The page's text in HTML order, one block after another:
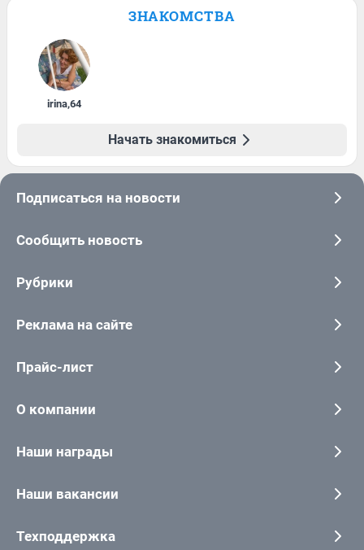
ЗНАКОМСТВА
irina,64
Начать знакомиться
Подписаться на новости
Сообщить новость
Рубрики
Реклама на сайте
Прайс-лист
О компании
Наши награды
Наши вакансии
Техподдержка